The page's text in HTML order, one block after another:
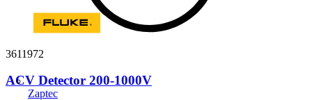
Zaptec
3611972
ACV Detector 200-1000V